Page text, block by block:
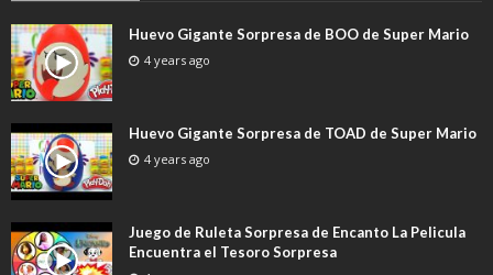
Huevo Gigante Sorpresa de BOO de Super Mario
4 years ago
Huevo Gigante Sorpresa de TOAD de Super Mario
4 years ago
Juego de Ruleta Sorpresa de Encanto La Pelicula
Encuentra el Tesoro Sorpresa